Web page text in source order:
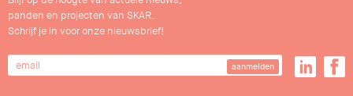
panden en projecten van SKAR.
Schrijf je in voor onze nieuwsbrief!